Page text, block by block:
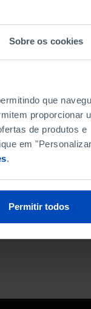
Sobre os cookies
que
proporcionar
de produtos e
em
.
Permitir todos
ORDENAR POR